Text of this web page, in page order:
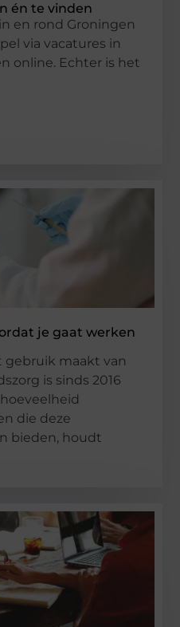
én te vinden
en rond Groningen
via vacatures in
online. Echter is het
je gaat werken
gebruik maakt van
is sinds 2016
die deze
bieden, houdt